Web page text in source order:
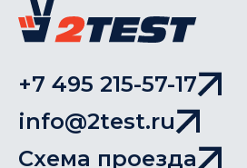
+7 495 215-57-17
info@2test.ru
Схема проезда